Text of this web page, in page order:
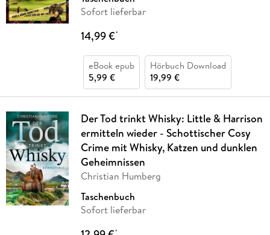
Sofort lieferbar
14,99 €*
eBook epub
5,99 €
Hörbuch Download
19,99 €
Der Tod trinkt Whisky: Little & Harrison
ermitteln wieder - Schottischer Cosy
Crime mit Whisky, Katzen und dunklen
Geheimnissen
Christian Humberg
Taschenbuch
Sofort lieferbar
*